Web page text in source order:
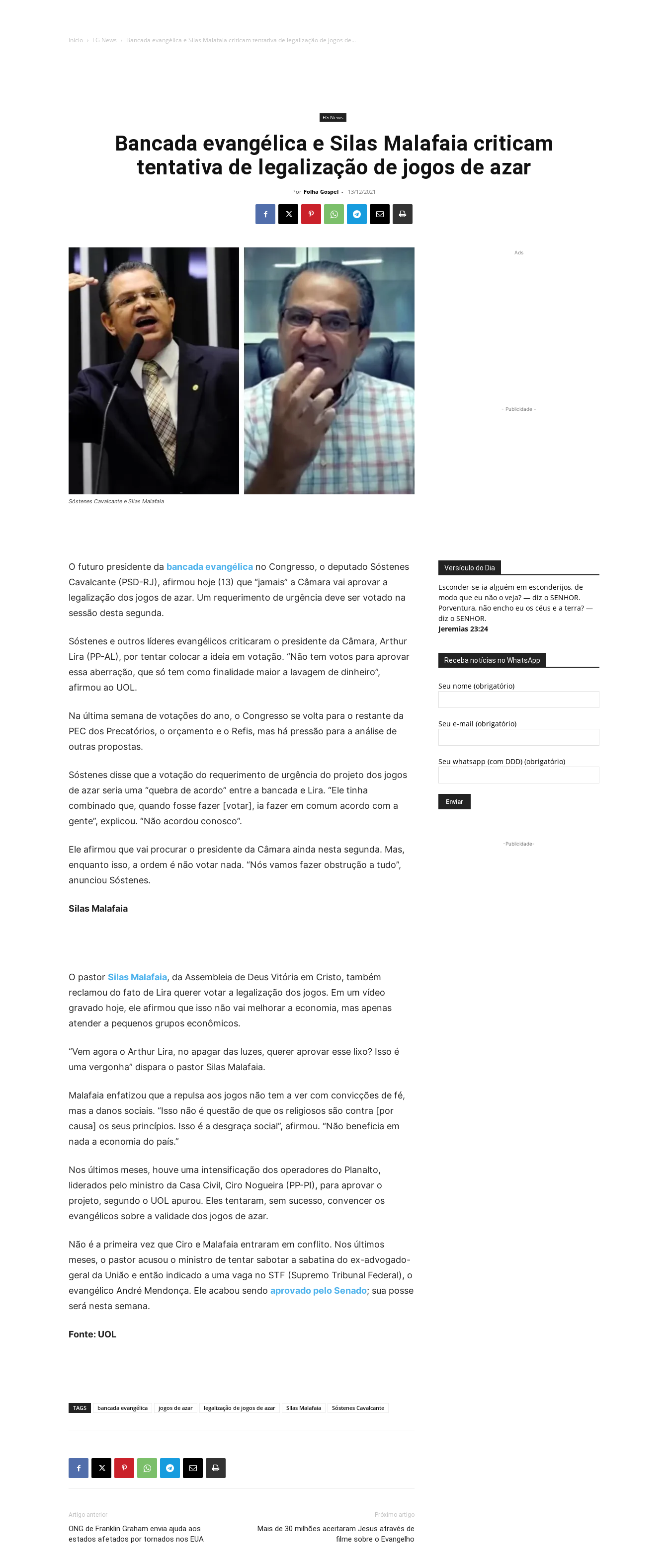
Início FG News Bancada evangélica e Silas Malafaia criticam tentativa de legalização de jogos de...
FG News
Bancada evangélica e Silas Malafaia criticam
tentativa de legalização de jogos de azar
Por Folha Gospel - 13/12/2021
Sóstenes Cavalcante e Silas Malafaia
O futuro presidente da bancada evangélica no Congresso, o deputado Sóstenes
Cavalcante (PSD-RJ), afirmou hoje (13) que “jamais” a Câmara vai aprovar a
legalização dos jogos de azar. Um requerimento de urgência deve ser votado na
sessão desta segunda.
Sóstenes e outros líderes evangélicos criticaram o presidente da Câmara, Arthur
Lira (PP-AL), por tentar colocar a ideia em votação. “Não tem votos para aprovar
essa aberração, que só tem como finalidade maior a lavagem de dinheiro”,
afirmou ao UOL.
Na última semana de votações do ano, o Congresso se volta para o restante da
PEC dos Precatórios, o orçamento e o Refis, mas há pressão para a análise de
outras propostas.
Sóstenes disse que a votação do requerimento de urgência do projeto dos jogos
de azar seria uma “quebra de acordo” entre a bancada e Lira. “Ele tinha
combinado que, quando fosse fazer [votar], ia fazer em comum acordo com a
gente”, explicou. “Não acordou conosco”.
Ele afirmou que vai procurar o presidente da Câmara ainda nesta segunda. Mas,
enquanto isso, a ordem é não votar nada. “Nós vamos fazer obstrução a tudo”,
anunciou Sóstenes.
Silas Malafaia
O pastor Silas Malafaia, da Assembleia de Deus Vitória em Cristo, também
reclamou do fato de Lira querer votar a legalização dos jogos. Em um vídeo
gravado hoje, ele afirmou que isso não vai melhorar a economia, mas apenas
atender a pequenos grupos econômicos.
“Vem agora o Arthur Lira, no apagar das luzes, querer aprovar esse lixo? Isso é
uma vergonha” dispara o pastor Silas Malafaia.
Malafaia enfatizou que a repulsa aos jogos não tem a ver com convicções de fé,
mas a danos sociais. “Isso não é questão de que os religiosos são contra [por
causa] os seus princípios. Isso é a desgraça social”, afirmou. “Não beneficia em
nada a economia do país.”
Nos últimos meses, houve uma intensificação dos operadores do Planalto,
liderados pelo ministro da Casa Civil, Ciro Nogueira (PP-PI), para aprovar o
projeto, segundo o UOL apurou. Eles tentaram, sem sucesso, convencer os
evangélicos sobre a validade dos jogos de azar.
Não é a primeira vez que Ciro e Malafaia entraram em conflito. Nos últimos
meses, o pastor acusou o ministro de tentar sabotar a sabatina do ex-advogado-
geral da União e então indicado a uma vaga no STF (Supremo Tribunal Federal), o
evangélico André Mendonça. Ele acabou sendo aprovado pelo Senado; sua posse
será nesta semana.
Fonte: UOL
TAGS bancada evangélica jogos de azar legalização de jogos de azar SIlas Malafaia Sóstenes Cavalcante
Artigo anterior
ONG de Franklin Graham envia ajuda aos
estados afetados por tornados nos EUA
Próximo artigo
Mais de 30 milhões aceitaram Jesus através de
filme sobre o Evangelho
Ads
- Publicidade -
Versículo do Dia
Esconder-se-ia alguém em esconderijos, de
modo que eu não o veja? — diz o SENHOR.
Porventura, não encho eu os céus e a terra? —
diz o SENHOR.
Jeremias 23:24
Receba notícias no WhatsApp
Seu nome (obrigatório)
Seu e-mail (obrigatório)
Seu whatsapp (com DDD) (obrigatório)
-Publicidade-